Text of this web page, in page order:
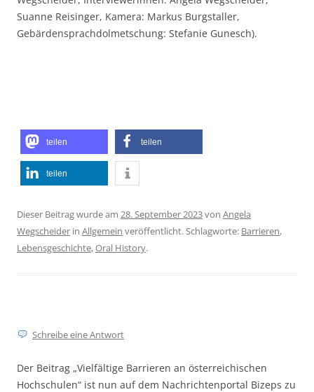
Suanne Reisinger, Kamera: Markus Burgstaller,
Gebärdensprachdolmetschung: Stefanie Gunesch).
teilen teilen
teilen
Dieser Beitrag wurde am 28. September 2023von Angela
Wegscheider in Allgemein veröffentlicht. Schlagworte: Barrieren,
Lebensgeschichte,Oral History.
Schreibe eine Antwort
Der Beitrag „Vielfältige Barrieren an österreichischen
Hochschulen“ ist nun auf dem Nachrichtenportal Bizeps zu